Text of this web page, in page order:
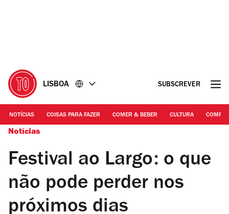
LISBOA SUBSCREVER
NOTÍCIAS COISAS PARA FAZER COMER & BEBER CULTURA
Notícias
Festival ao Largo: o que
não pode perder nos
próximos dias